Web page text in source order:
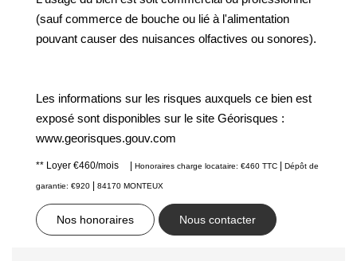
(sauf commerce de bouche ou lié à l'alimentation
pouvant causer des nuisances olfactives ou sonores).
Les informations sur les risques auxquels ce bien est
exposé sont disponibles sur le site Géorisques :
www.georisques.gouv.com
** Loyer €460/mois | Honoraires charge locataire: €460 TTC | Dépôt de
garantie: €920 | 84170 MONTEUX
Nos honoraires Nous contacter